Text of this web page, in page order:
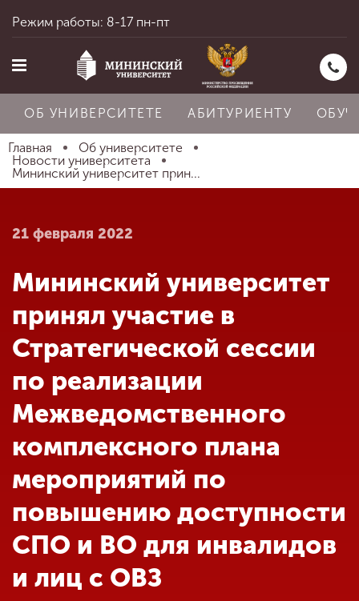
Главная
Абитуриенту
Обучение
Наука
Международная
деятельность
Другие виды
деятельности
Режим работы: 8-17 пн-пт
ОБ УНИВЕРСИТЕТЕ АБИТУРИЕНТУ
Главная
Об университете
Новости университета
Мининский университет прин...
21 февраля 2022
Мининский университет
принял участие в
Стратегической сессии
по реализации
Межведомственного
комплексного плана
мероприятий по
повышению доступности
СПО и ВО для инвалидов
и лиц с ОВЗ